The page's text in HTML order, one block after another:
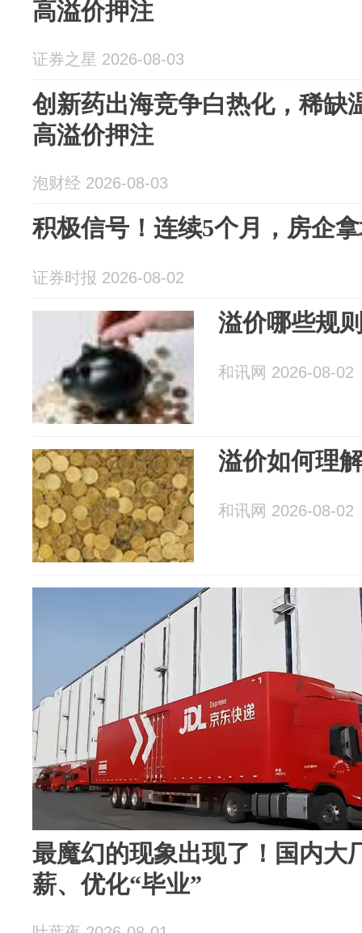
高溢价押注
证券之星 2026-08-03
创新药出海竞争白热化，稀缺
高溢价押注
泡财经 2026-08-03
积极信号！连续5个月，房企
证券时报 2026-08-02
溢价哪些规
和讯网 2026-08-02
溢价如何理
和讯网 2026-08-02
最魔幻的现象出现了！国内大
薪、优化“毕业”